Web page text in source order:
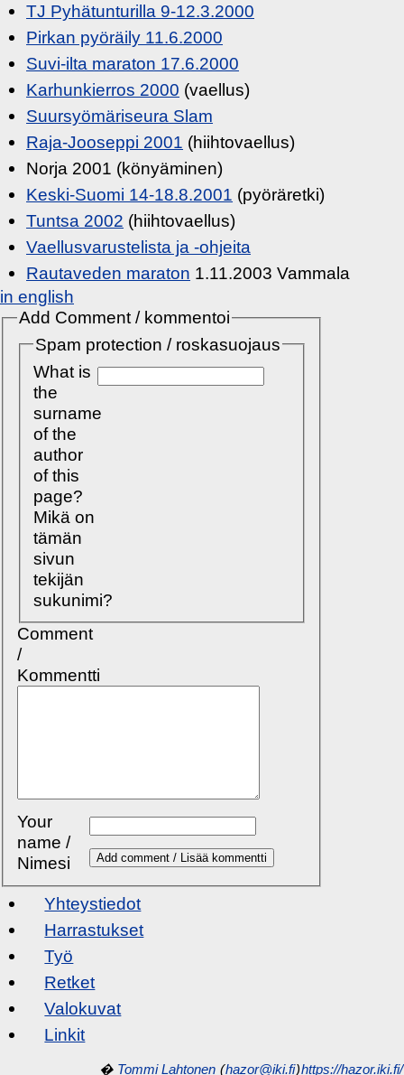
TJ Pyhätunturilla 9-12.3.2000
Pirkan pyöräily 11.6.2000
Suvi-ilta maraton 17.6.2000
Karhunkierros 2000 (vaellus)
Suursyömäriseura Slam
Raja-Jooseppi 2001 (hiihtovaellus)
Norja 2001 (könyäminen)
Keski-Suomi 14-18.8.2001 (pyöräretki)
Tuntsa 2002 (hiihtovaellus)
Vaellusvarustelista ja -ohjeita
Rautaveden maraton 1.11.2003 Vammala
in english
Add Comment / kommentoi
Spam protection / roskasuojaus
What is
the
surname
of the
author
of this
page?
Mikä on
tämän
sivun
tekijän
sukunimi?
Comment
/
Kommentti
Your
name /
Nimesi
Yhteystiedot
Harrastukset
Työ
Retket
Valokuvat
Linkit
� Tommi Lahtonen (hazor@iki.fi)https://hazor.iki.fi/